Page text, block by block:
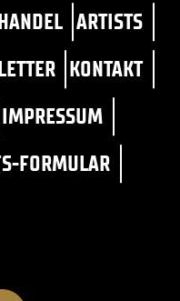
ARTISTS
KONTAKT
IMPRESSUM
FORMULAR